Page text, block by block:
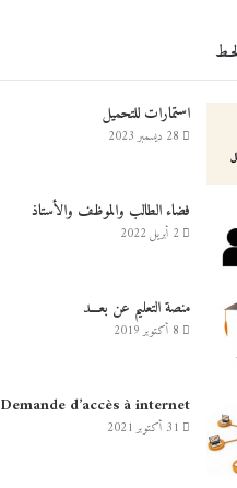
استمارات للتحميل
28 ديسمبر 2023
فضاء الطالب والموظف والأستاذ
2 أبريل 2022
منصة التعليم عن بعـــد
8 أكتوبر 2019
Demande d’accès à internet
31 أكتوبر 2021